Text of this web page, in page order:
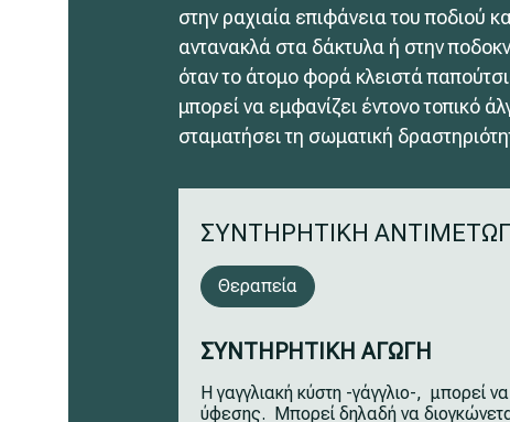
στην ραχιαία επιφάνεια του ποδιού
αντανακλά στα δάκτυλα ή στην
όταν το άτομο φορά κλειστά
μπορεί να εμφανίζει έντονο τοπικό
σταματήσει τη σωματική
ΣΥΝΤΗΡΗΤΙΚΗ
Θεραπεία
ΣΥΝΤΗΡΗΤΙΚΗ ΑΓΩΓΗ
Η γαγγλιακή κύστη -γάγγλιο-, μπορεί
ύφεσης. Μπορεί δηλαδή να